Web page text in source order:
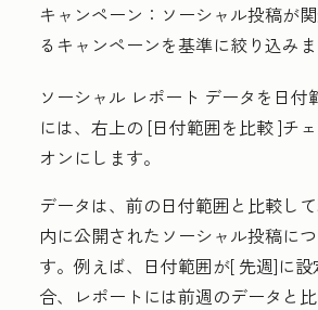
キャンペーン： ソーシャル投稿が
るキャンペーンを基準に絞り込みま
ソーシャル レポート データを日付
には、右上の [日付範囲を比較]チ
オンにします。
データは、前の日付範囲と比較し
内に公開されたソーシャル投稿に
す。例えば、日付範囲が[ 先週]に
合、レポートには前週のデータと